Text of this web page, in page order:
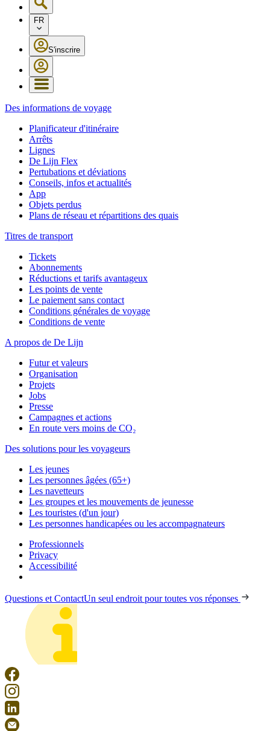
FR
S'inscrire
Des informations de voyage
Planificateur d'itinéraire
Arrêts
Lignes
De Lijn Flex
Pertubations et déviations
Conseils, infos et actualités
App
Objets perdus
Plans de réseau et répartitions des quais
Titres de transport
Tickets
Abonnements
Réductions et tarifs avantageux
Les points de vente
Le paiement sans contact
Conditions générales de voyage
Conditions de vente
A propos de De Lijn
Futur et valeurs
Organisation
Projets
Jobs
Presse
Campagnes et actions
En route vers moins de CO₂
Des solutions pour les voyageurs
Les jeunes
Les personnes âgées (65+)
Les navetteurs
Les groupes et les mouvements de jeunesse
Les touristes (d'un jour)
Les personnes handicapées ou les accompagnateurs
Professionnels
Privacy
Accessibilité
Questions et ContactUn seul endroit pour toutes vos réponses